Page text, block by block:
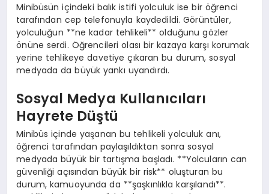
Minibüsün içindeki balık istifi yolculuk ise bir öğrenci
tarafından cep telefonuyla kaydedildi. Görüntüler,
yolculuğun **ne kadar tehlikeli** olduğunu gözler
önüne serdi. Öğrencileri olası bir kazaya karşı korumak
yerine tehlikeye davetiye çıkaran bu durum, sosyal
medyada da büyük yankı uyandırdı.
Sosyal Medya Kullanıcıları
Hayrete Düştü
Minibüs içinde yaşanan bu tehlikeli yolculuk anı,
öğrenci tarafından paylaşıldıktan sonra sosyal
medyada büyük bir tartışma başladı. **Yolcuların can
güvenliği açısından büyük bir risk** oluşturan bu
durum, kamuoyunda da **şaşkınlıkla karşılandı**.